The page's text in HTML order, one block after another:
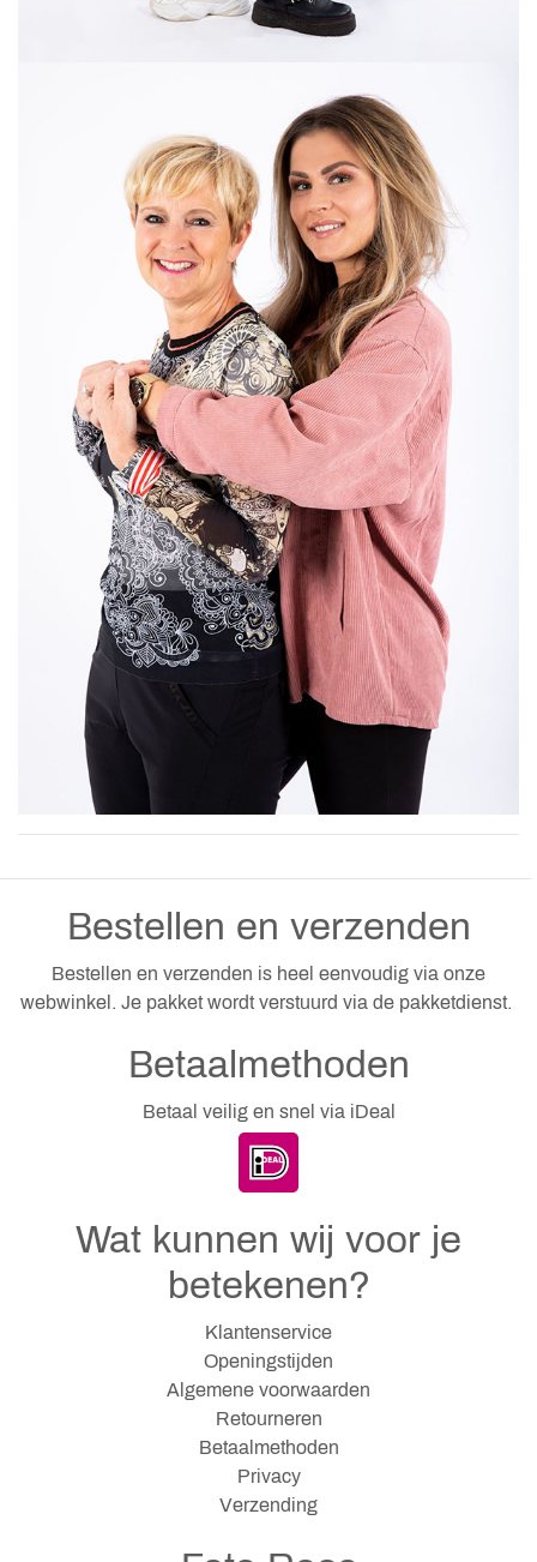
Bestellen en verzenden
Bestellen en verzenden is heel eenvoudig via onze
webwinkel. Je pakket wordt verstuurd via de pakketdienst.
Betaalmethoden
Betaal veilig en snel via iDeal
Wat kunnen wij voor je
betekenen?
Klantenservice
Openingstijden
Algemene voorwaarden
Retourneren
Betaalmethoden
Privacy
Verzending